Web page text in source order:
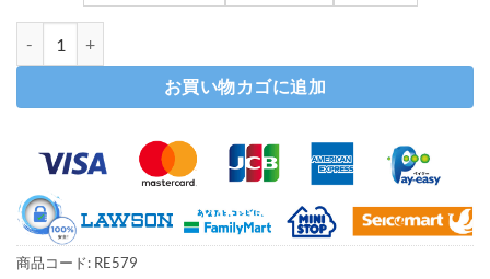
お買い物カゴに追加
商品コード: RE579